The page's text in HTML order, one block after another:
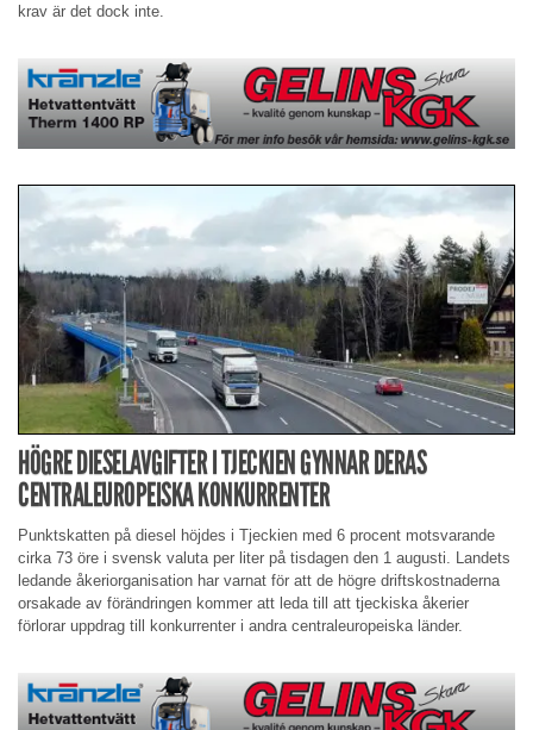
krav är det dock inte.
HÖGRE DIESELAVGIFTER I TJECKIEN GYNNAR DERAS
CENTRALEUROPEISKA KONKURRENTER
Punktskatten på diesel höjdes i Tjeckien med 6 procent motsvarande
cirka 73 öre i svensk valuta per liter på tisdagen den 1 augusti. Landets
ledande åkeriorganisation har varnat för att de högre driftskostnaderna
orsakade av förändringen kommer att leda till att tjeckiska åkerier
förlorar uppdrag till konkurrenter i andra centraleuropeiska länder.